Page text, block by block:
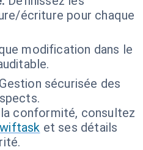
écriture pour chaque
modification dans le
Gestion sécurisée des
conformité, consultez
et ses détails